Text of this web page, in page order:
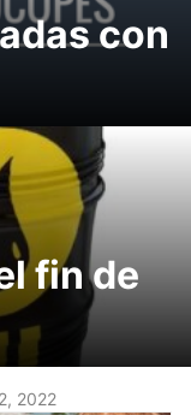
con
fin de
2022